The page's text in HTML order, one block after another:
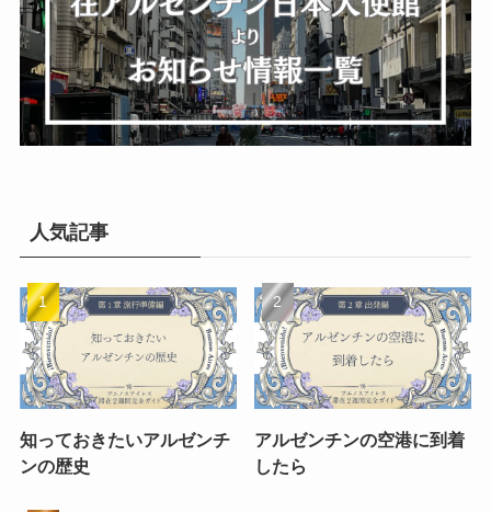
人気記事
知っておきたいアルゼンチ
ンの歴史
アルゼンチンの空港に到着
したら